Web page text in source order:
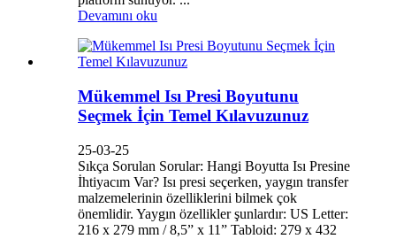
Devamını oku
Mükemmel Isı Presi Boyutunu
Seçmek İçin Temel Kılavuzunuz
25-03-25
Sıkça Sorulan Sorular: Hangi Boyutta Isı Presine
İhtiyacım Var? Isı presi seçerken, yaygın transfer
malzemelerinin özelliklerini bilmek çok
önemlidir. Yaygın özellikler şunlardır: US Letter:
216 x 279 mm / 8,5” x 11” Tabloid: 279 x 432